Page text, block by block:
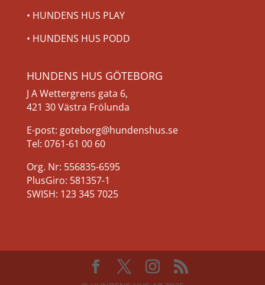
• HUNDENS HUS PLAY
• HUNDENS HUS PODD
HUNDENS HUS GÖTEBORG
J A Wettergrens gata 6,
421 30 Västra Frölunda
E-post: goteborg@hundenshus.se
Tel: 0761-61 00 60
Org. Nr: 556835-6595
PlusGiro: 581357-1
SWISH: 123 345 7025